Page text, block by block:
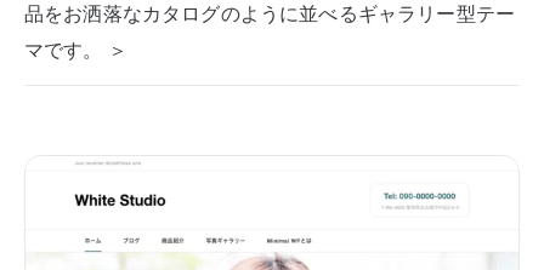
品をお洒落なカタログのように並べるギャラリー型テー
マです。 ＞